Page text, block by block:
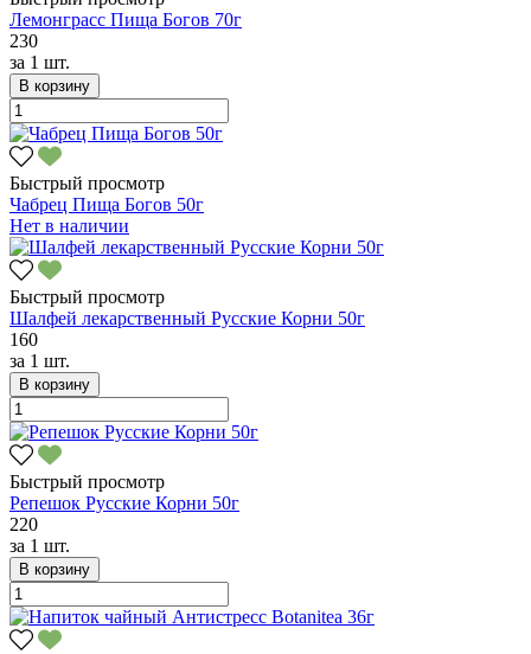
Лемонграсс Пища Богов 70г
230
за 1 шт.
В корзину
Быстрый просмотр
Чабрец Пища Богов 50г
Нет в наличии
Быстрый просмотр
Шалфей лекарственный Русские Корни 50г
160
за 1 шт.
В корзину
Быстрый просмотр
Репешок Русские Корни 50г
220
за 1 шт.
В корзину